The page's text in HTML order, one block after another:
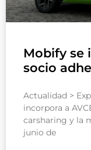
Mobify se
socio
Actualidad >
incorpora a
carsharing y la
junio de